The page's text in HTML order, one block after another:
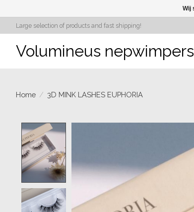
Large selection of products and fast shipping!
Volumineus nepwimpers
Home / 3D MINK LASHES EUPHORIA
Wij